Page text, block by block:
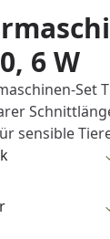
6 W
sensible